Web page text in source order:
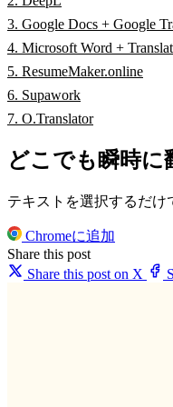
3. Google Docs + Google
4. Microsoft Word +
5. ResumeMaker.online
6. Supawork
7. O.Translator
どこでも瞬時に
テキストを選択するだけ
Chromeに追加
Share this post
Share this post on X